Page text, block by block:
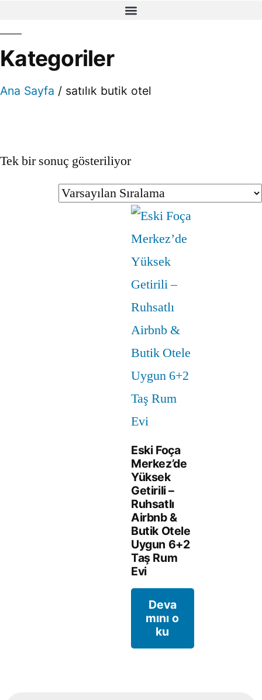
Kategoriler
Ana Sayfa / satılık butik otel
Tek bir sonuç gösteriliyor
Eski Foça
Merkez’de
Yüksek
Getirili –
Ruhsatlı
Airbnb &
Butik Otele
Uygun 6+2
Taş Rum
Evi
Deva
mını o
ku